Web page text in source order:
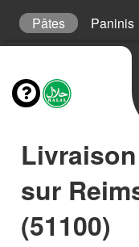
Pâtes Paninis
sur
(51100)